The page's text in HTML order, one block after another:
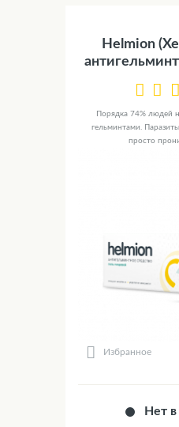
Helmion
Порядка 74% людей
гельминтами.
просто
Избранное
Нет